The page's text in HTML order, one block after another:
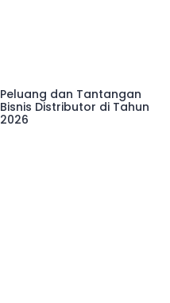
Peluang dan Tantangan
Bisnis Distributor di Tahun
2026